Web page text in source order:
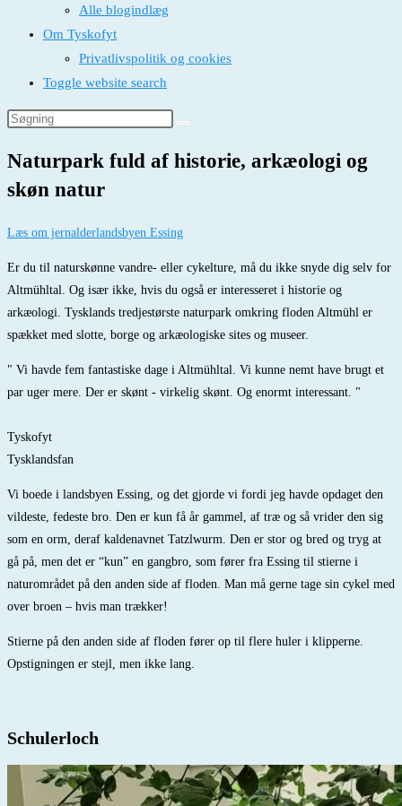
Alle blogindlæg
Om Tyskofyt
Privatlivspolitik og cookies
Toggle website search
Naturpark fuld af historie, arkæologi og
skøn natur
Læs om jernalderlandsbyen Essing
Er du til naturskønne vandre- eller cykelture, må du ikke snyde dig selv for
Altmühltal. Og især ikke, hvis du også er interesseret i historie og
arkæologi. Tysklands tredjestørste naturpark omkring floden Altmühl er
spækket med slotte, borge og arkæologiske sites og museer.
" Vi havde fem fantastiske dage i Altmühltal. Vi kunne nemt have brugt et
par uger mere. Der er skønt - virkelig skønt. Og enormt interessant. "
Tyskofyt
Tysklandsfan
Vi boede i landsbyen Essing, og det gjorde vi fordi jeg havde opdaget den
vildeste, fedeste bro. Den er kun få år gammel, af træ og så vrider den sig
som en orm, deraf kaldenavnet Tatzlwurm. Den er stor og bred og tryg at
gå på, men det er “kun” en gangbro, som fører fra Essing til stierne i
naturområdet på den anden side af floden. Man må gerne tage sin cykel med
over broen – hvis man trækker!
Stierne på den anden side af floden fører op til flere huler i klipperne.
Opstigningen er stejl, men ikke lang.
Schulerloch